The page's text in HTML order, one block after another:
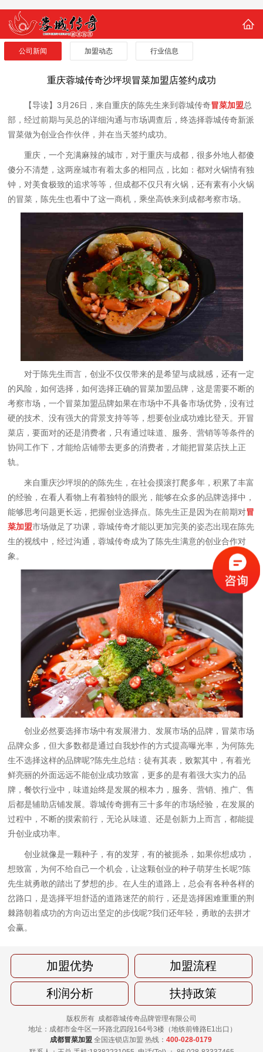
公司新闻 加盟动态 行业信息
重庆蓉城传奇沙坪坝冒菜加盟店签约成功
【导读】3月26日，来自重庆的陈先生来到蓉城传奇冒菜加盟总
部，经过前期与吴总的详细沟通与市场调查后，终选择蓉城传奇新派
冒菜做为创业合作伙伴，并在当天签约成功。
重庆，一个充满麻辣的城市，对于重庆与成都，很多外地人都傻
傻分不清楚，这两座城市有着太多的相同点，比如：都对火锅情有独
钟，对美食极致的追求等等，但成都不仅只有火锅，还有素有小火锅
的冒菜，陈先生也看中了这一商机，乘坐高铁来到成都考察市场。
对于陈先生而言，创业不仅仅带来的是希望与成就感，还有一定
的风险，如何选择，如何选择正确的冒菜加盟品牌，这是需要不断的
考察市场，一个冒菜加盟品牌如果在市场中不具备市场优势，没有过
硬的技术、没有强大的背景支持等等，想要创业成功难比登天。开冒
菜店，要面对的还是消费者，只有通过味道、服务、营销等等条件的
协同工作下，才能给店铺带去更多的消费者，才能把冒菜店扶上正
轨。
来自重庆沙坪坝的的陈先生，在社会摸滚打爬多年，积累了丰富
的经验，在看人看物上有着独特的眼光，能够在众多的品牌选择中，
能够思考问题更长远，把握创业选择点。陈先生正是因为在前期对冒
菜加盟市场做足了功课，蓉城传奇才能以更加完美的姿态出现在陈先
生的视线中，经过沟通，蓉城传奇成为了陈先生满意的创业合作对
象。
创业必然要选择市场中有发展潜力、发展市场的品牌，冒菜市场
品牌众多，但大多数都是通过自我炒作的方式提高曝光率，为何陈先
生不选择这样的品牌呢?陈先生总结：徒有其表，败絮其中，有着光
鲜亮丽的外面远远不能创业成功致富，更多的是有着强大实力的品
牌，餐饮行业中，味道始终是发展的根本力，服务、营销、推广、售
后都是辅助店铺发展。蓉城传奇拥有三十多年的市场经验，在发展的
过程中，不断的摸索前行，无论从味道、还是创新力上而言，都能提
升创业成功率。
创业就像是一颗种子，有的发芽，有的被扼杀，如果你想成功，
想致富，为何不给自己一个机会，让这颗创业的种子萌芽生长呢?陈
先生就勇敢的踏出了梦想的步。在人生的道路上，总会有各种各样的
岔路口，是选择平坦舒适的道路迷茫的前行，还是选择困难重重的荆
棘路朝着成功的方向迈出坚定的步伐呢?我们还年轻，勇敢的去拼才
会赢。
加盟优势 加盟流程
利润分析 扶持政策
版权所有 成都蓉城传奇品牌管理有限公司
地址：成都市金牛区一环路北四段164号3楼（地铁前锋路E1出口）
成都冒菜加盟 全国连锁店加盟 热线： 400-028-0179